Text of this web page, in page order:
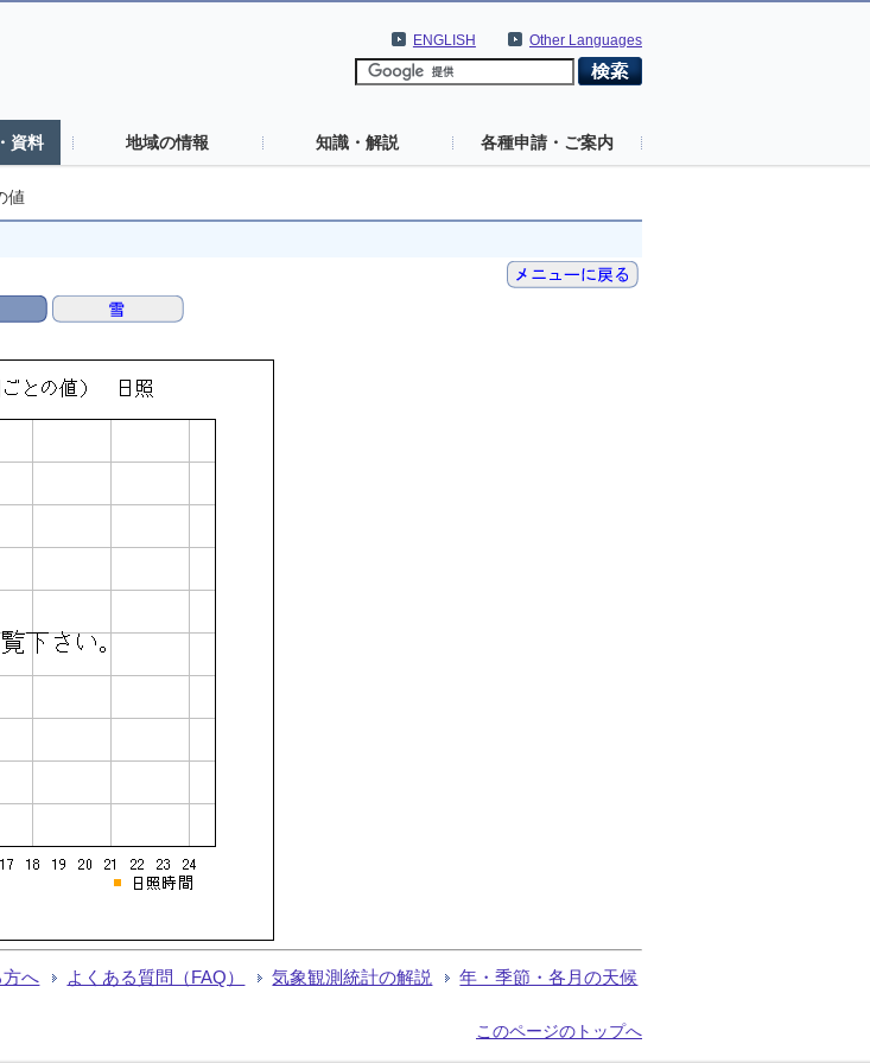
Other Languages
ENGLISH
資料 地域の情報 知識・解説 各種申請・ご案内
値
へ よくある質問（FAQ） 気象観測統計の解説 年・季節・各月の天候
このページのトップへ